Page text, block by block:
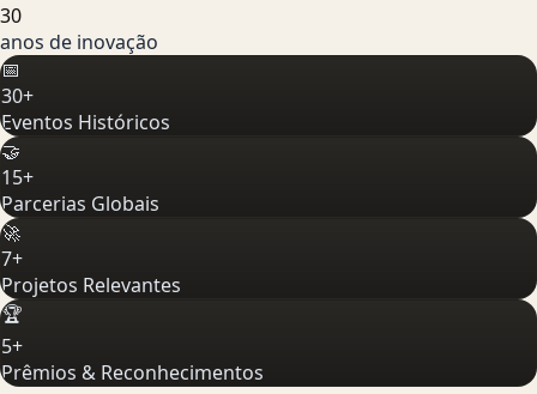
30
anos de inovação
📅
30+
Eventos Históricos
🤝
15+
Parcerias Globais
🚀
7+
Projetos Relevantes
🏆
5+
Prêmios & Reconhecimentos